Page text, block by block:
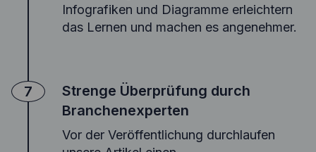
Infografiken und Diagramme erleichtern
das Lernen und machen es angenehmer.
Strenge Überprüfung durch
Branchenexperten
Vor der Veröffentlichung durchlaufen
7